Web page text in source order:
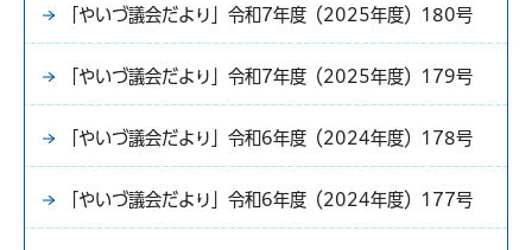
「やいづ議会だより」令和7年度（2025年度）180号
「やいづ議会だより」令和7年度（2025年度）179号
「やいづ議会だより」令和6年度（2024年度）178号
「やいづ議会だより」令和6年度（2024年度）177号